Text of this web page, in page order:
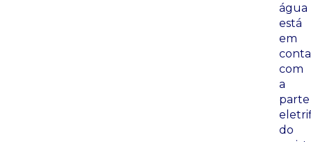
água
está
em
com
a
parte
do